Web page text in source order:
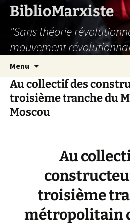
Aller
contenu
BiblioMarxiste
"Sans théorie
mouvement
Menu
Au collectif des
troisième tranche du
Moscou
Au
troisième
métropolitain